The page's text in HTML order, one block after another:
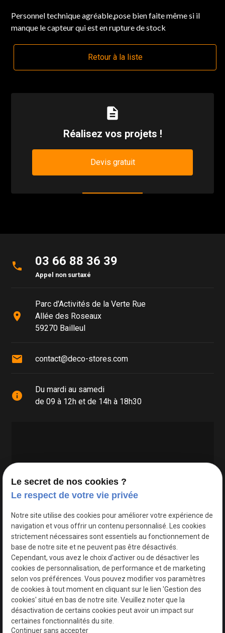
Personnel technique agréable,pose bien faite même si il
manque le capteur qui est en rupture de stock
Retour à la liste
description
Réalisez vos projets !
Devis gratuit
phone 03 66 88 36 39
Appel non surtaxé
place
Parc d'Activités de la Verte Rue
Allée des Roseaux
59270 Bailleul
mail contact@deco-stores.com
info
Du mardi au samedi
de 09 à 12h et de 14h à 18h30
Google Maps Search API est désactivé.
Le secret de nos cookies ?
Le respect de votre vie privée
Notre site utilise des cookies pour améliorer votre expérience de
navigation et vous offrir un contenu personnalisé. Les cookies
strictement nécessaires sont essentiels au fonctionnement de
base de notre site et ne peuvent pas être désactivés.
Cependant, vous avez le choix d'activer ou de désactiver les
cookies de personnalisation, de performance et de marketing
selon vos préférences. Vous pouvez modifier vos paramètres
de cookies à tout moment en cliquant sur le lien 'Gestion des
cookies' situé en bas de notre site. Veuillez noter que la
désactivation de certains cookies peut avoir un impact sur
certaines fonctionnalités du site.
Continuer sans accepter